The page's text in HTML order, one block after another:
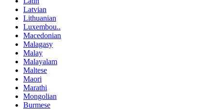
Latvian
Lithuanian
Luxembou..
Macedonian
Malagasy
Malay
Malayalam
Maltese
Maori
Marathi
Mongolian
Burmese